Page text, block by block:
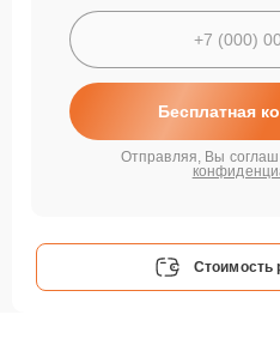
Бесплатная
Отправляя, Вы
Стоимость